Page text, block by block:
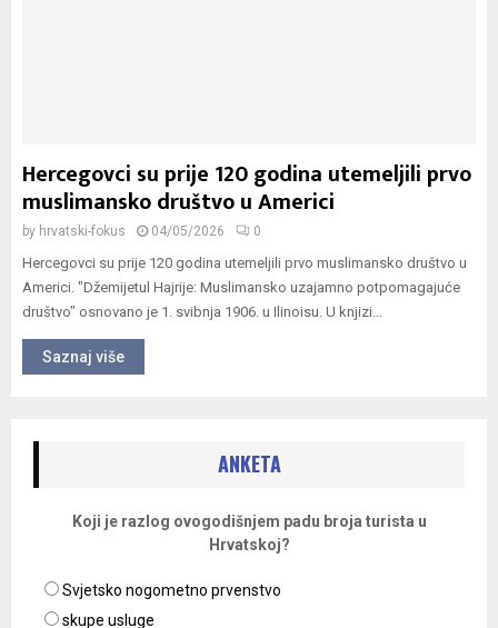
Hercegovci su prije 120 godina utemeljili prvo
muslimansko društvo u Americi
by hrvatski-fokus 04/05/2026 0
Hercegovci su prije 120 godina utemeljili prvo muslimansko društvo u
Americi. "Džemijetul Hajrije: Muslimansko uzajamno potpomagajuće
društvo" osnovano je 1. svibnja 1906. u Ilinoisu. U knjizi...
Saznaj više
ANKETA
Koji je razlog ovogodišnjem padu broja turista u
Hrvatskoj?
Svjetsko nogometno prvenstvo
skupe usluge